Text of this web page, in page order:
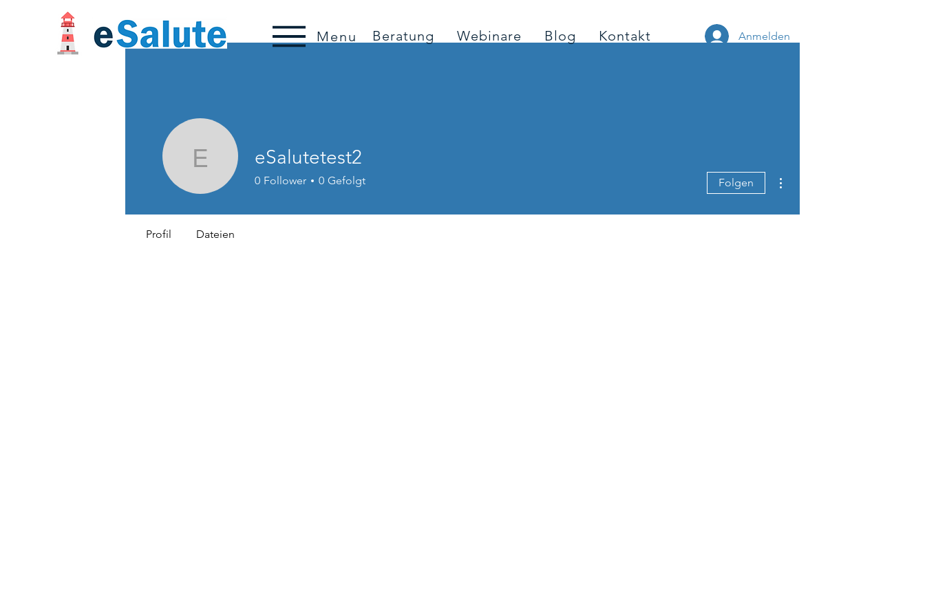
Menu Beratung Webinare Blog Kontakt Anmelden
eSalutetest2
eSalutetest2
0 Follower 0 Gefolgt Folgen
Profil Dateien